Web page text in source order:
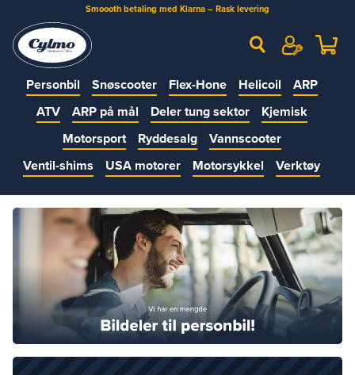
Smoooth betaling med Klarna – Rask levering
Personbil Snøscooter Flex-Hone Helicoil
ARP
ATV
ARP på mål Deler tung sektor
Kjemisk
Motorsport
Ryddesalg
Vannscooter
Ventil-shims
USA motorer Motorsykkel Verktøy